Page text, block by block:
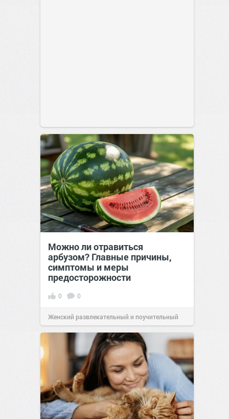
Можно ли отравиться
арбузом? Главные причины,
симптомы и меры
предосторожности
0 0
Женский развлекательный и поучительный
сайт.23:4206 авг 2026